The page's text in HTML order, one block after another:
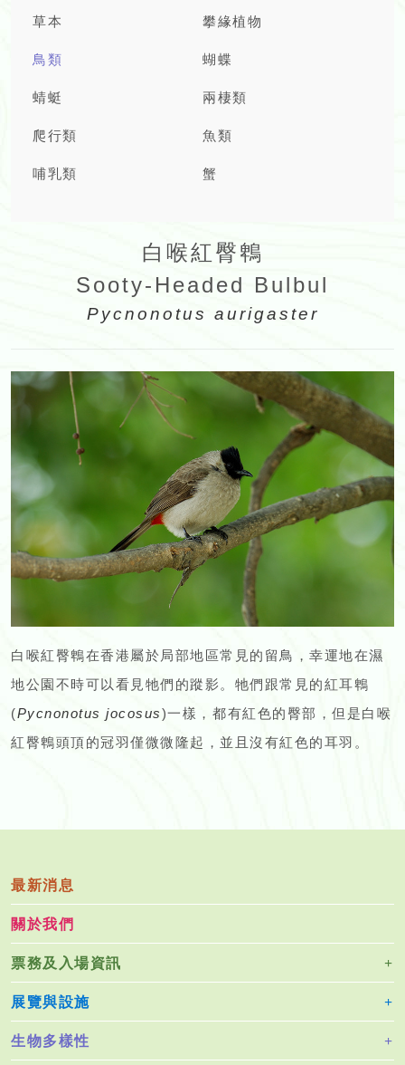
草本 攀緣植物
鳥類 蝴蝶
蜻蜓 兩棲類
爬行類 魚類
哺乳類 蟹
白喉紅臀鵯
Sooty-Headed Bulbul
Pycnonotus aurigaster
白喉紅臀鵯在香港屬於局部地區常見的留鳥，幸運地在濕
地公園不時可以看見牠們的蹤影。牠們跟常見的紅耳鵯
(Pycnonotus jocosus)一樣，都有紅色的臀部，但是白喉
紅臀鵯頭頂的冠羽僅微微隆起，並且沒有紅色的耳羽。
最新消息
關於我們
票務及入場資訊
展覽與設施
生物多樣性